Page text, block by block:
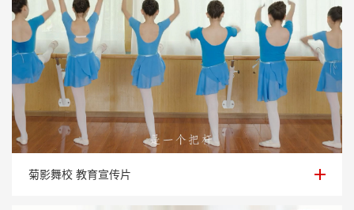
菊影舞校 教育宣传片
菊影舞校 教育宣传片